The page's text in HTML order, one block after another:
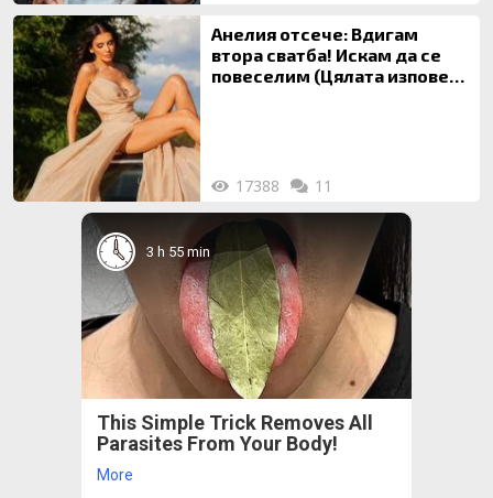
Анелия отсече: Вдигам
втора сватба! Искам да се
повеселим (Цялата изповед
17388 11
3 h 55 min
This Simple Trick Removes All
Parasites From Your Body!
More